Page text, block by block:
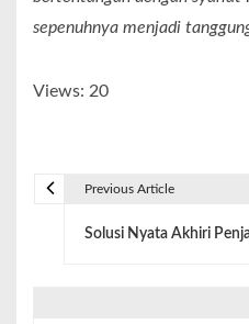
sepenuhnya menjadi
Views: 20
Previous Article
Solusi Nyata Akhiri